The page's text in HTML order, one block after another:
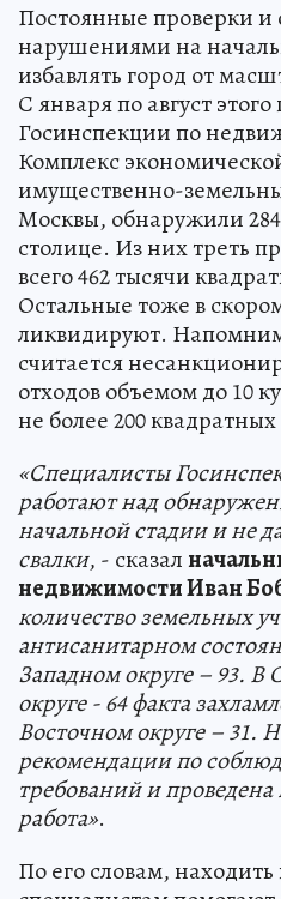
Постоянные проверки и
нарушениями на
избавлять город от
С января по август
Госинспекции по
Комплекс
имущественно-
Москвы, обнаружили 284
столице. Из них треть
всего 462 тысячи
Остальные тоже в
ликвидируют.
считается
отходов объемом до 10
не более 200
«Специалисты
работают над
начальной стадии и не
свалки, - сказал
недвижимости Иван
количество земельных
антисанитарном
Западном округе – 93. В
округе - 64 факта
Восточном округе – 31.
рекомендации по
требований и
работа».
По его словам,